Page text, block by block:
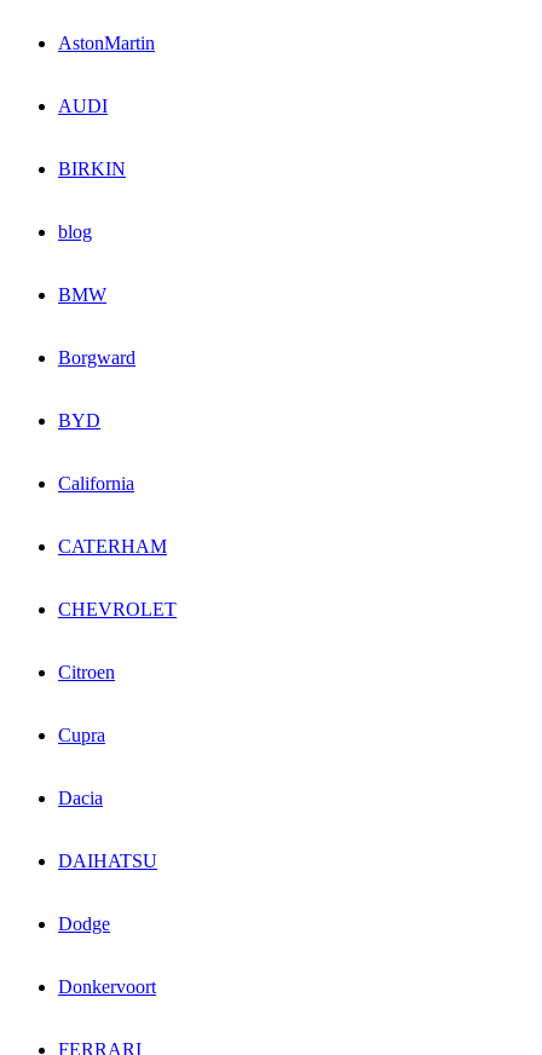
AstonMartin
AUDI
BIRKIN
blog
BMW
Borgward
BYD
California
CATERHAM
CHEVROLET
Citroen
Cupra
Dacia
DAIHATSU
Dodge
Donkervoort
FERRARI